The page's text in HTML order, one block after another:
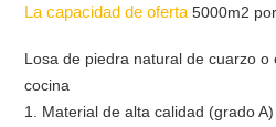
La capacidad de oferta5000m2
Losa de piedra natural de cuarzo
cocina
1. Material de alta calidad (grado